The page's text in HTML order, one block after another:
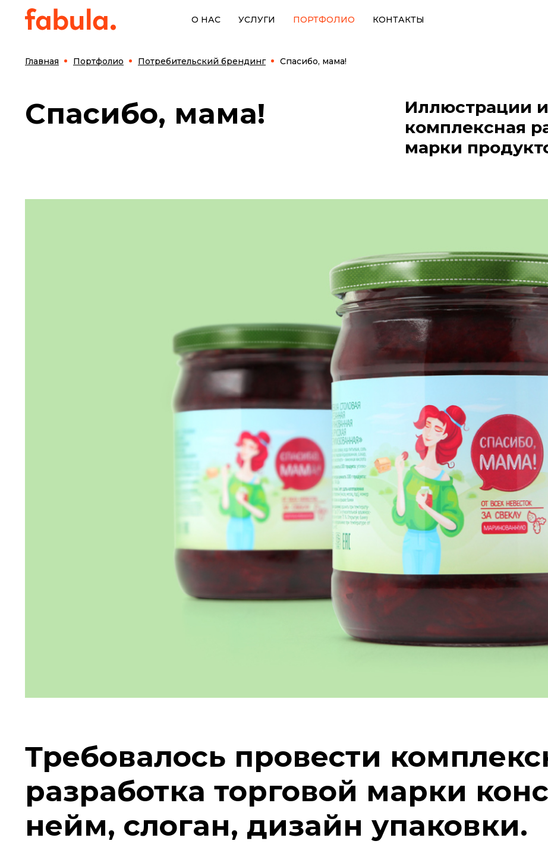
О НАС УСЛУГИ ПОРТФОЛИО КОНТАКТЫ
Главная Портфолио Потребительский брендинг Спасибо, мама!
Спасибо, мама!
Иллюстрации
комплексная
марки
Требовалось провести
разработка торговой марки
нейм, слоган, дизайн упаковки.